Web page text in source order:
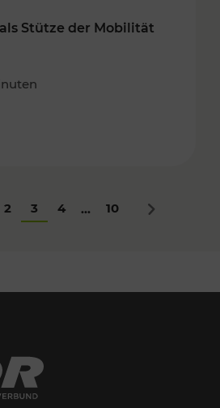
Stütze der Mobilität
2 3 4 ... 10 Nächstes